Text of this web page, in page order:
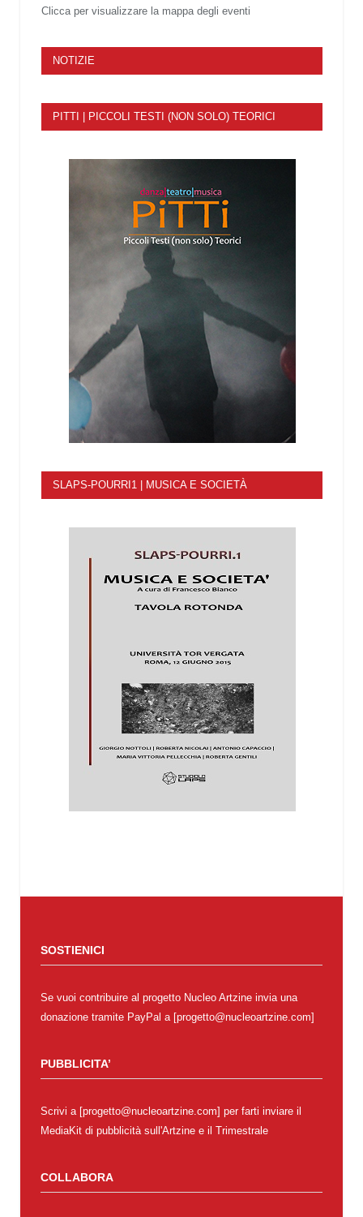
Clicca per visualizzare la mappa degli eventi
NOTIZIE
PITTI | PICCOLI TESTI (NON SOLO) TEORICI
SLAPS-POURRI1 | MUSICA E SOCIETÀ
SOSTIENICI
Se vuoi contribuire al progetto Nucleo Artzine invia una
donazione tramite PayPal a [progetto@nucleoartzine.com]
PUBBLICITA’
Scrivi a [progetto@nucleoartzine.com] per farti inviare il
MediaKit di pubblicità sull'Artzine e il Trimestrale
COLLABORA